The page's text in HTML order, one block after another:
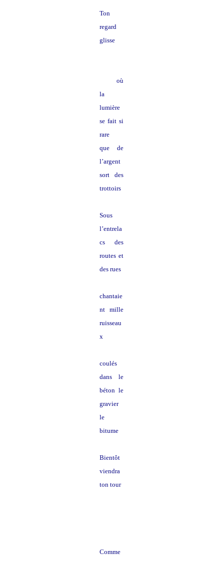
Ton
regard
glisse
où
la
lumière
se fait si
rare
que de
l’argent
sort des
trottoirs
Sous
l’entrela
cs des
routes et
des rues
chantaie
nt mille
ruisseau
x
coulés
dans le
béton le
gravier
le
bitume
Bientôt
viendra
ton tour
Comme